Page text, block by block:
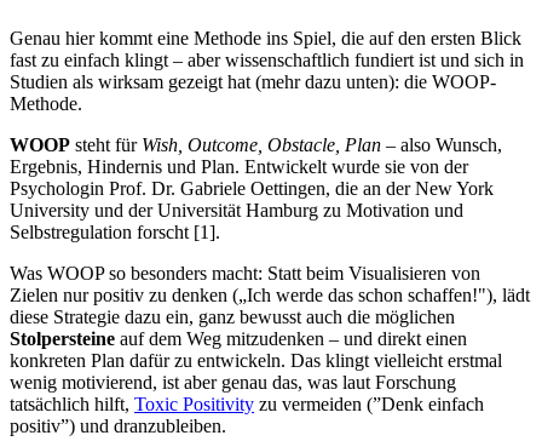
Genau hier kommt eine Methode ins Spiel, die auf den ersten Blick
fast zu einfach klingt – aber wissenschaftlich fundiert ist und sich in
Studien als wirksam gezeigt hat (mehr dazu unten): die WOOP-
Methode.
WOOP steht für Wish, Outcome, Obstacle, Plan – also Wunsch,
Ergebnis, Hindernis und Plan. Entwickelt wurde sie von der
Psychologin Prof. Dr. Gabriele Oettingen, die an der New York
University und der Universität Hamburg zu Motivation und
Selbstregulation forscht [1].
Was WOOP so besonders macht: Statt beim Visualisieren von
Zielen nur positiv zu denken („Ich werde das schon schaffen!"), lädt
diese Strategie dazu ein, ganz bewusst auch die möglichen
Stolpersteine auf dem Weg mitzudenken – und direkt einen
konkreten Plan dafür zu entwickeln. Das klingt vielleicht erstmal
wenig motivierend, ist aber genau das, was laut Forschung
tatsächlich hilft, Toxic Positivity zu vermeiden (”Denk einfach
positiv”) und dranzubleiben.